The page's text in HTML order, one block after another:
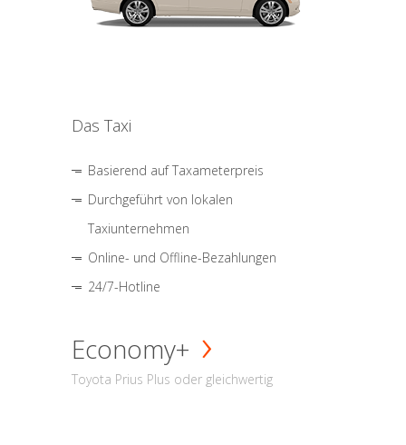
Das Taxi
Basierend auf Taxameterpreis
Durchgeführt von lokalen
Taxiunternehmen
Online- und Offline-Bezahlungen
24/7-Hotline
Economy+
Toyota Prius Plus oder gleichwertig